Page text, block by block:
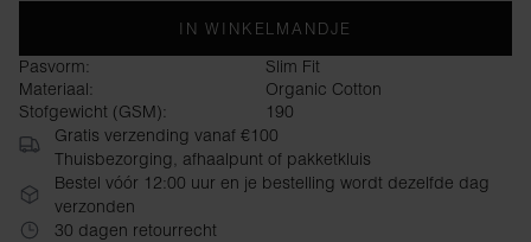
IN WINKELMANDJE
Pasvorm:
Slim Fit
Materiaal:
Organic Cotton
Stofgewicht (GSM):
190
Gratis verzending vanaf €100
Thuisbezorging, afhaalpunt of pakketkluis
Bestel vóór 12:00 uur en je bestelling wordt dezelfde dag
verzonden
30 dagen retourrecht